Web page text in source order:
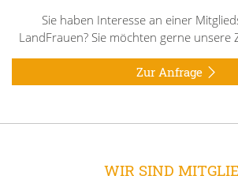
Sie haben Interesse an einer
LandFrauen? Sie möchten gerne unsere
Zur Anfrage
WIR SIND